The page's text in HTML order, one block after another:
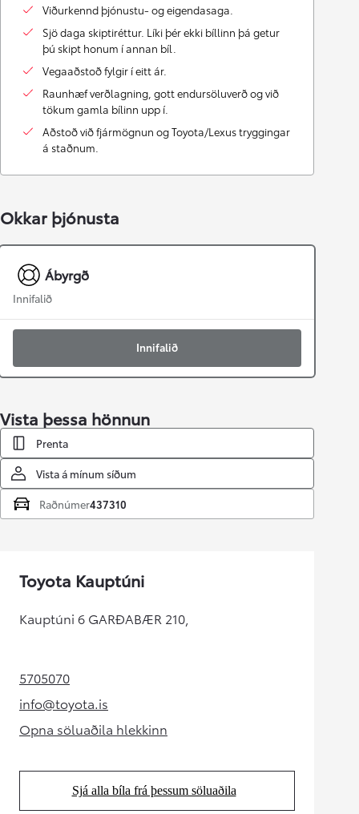
Viðurkennd þjónustu- og eigendasaga.
Sjö daga skiptiréttur. Líki þér ekki bíllinn þá getur
þú skipt honum í annan bíl.
Vegaaðstoð fylgir í eitt ár.
Raunhæf verðlagning, gott endursöluverð og við
tökum gamla bílinn upp í.
Aðstoð við fjármögnun og Toyota/Lexus tryggingar
á staðnum.
Okkar þjónusta
Ábyrgð
Innifalið
Innifalið
Vista þessa hönnun
Prenta
Vista á mínum síðum
Raðnúmer437310
Toyota Kauptúni
Kauptúni 6 GARÐABÆR 210,
5705070(Opens in new tab)
info@toyota.is(Opens in new tab)
Opna söluaðila hlekkinn
(Opens in new tab)
Sjá alla bíla frá þessum söluaðila
(Opens in new tab)